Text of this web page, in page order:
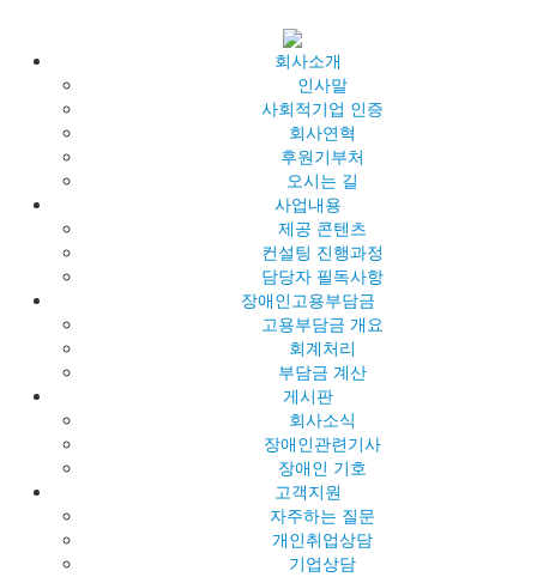
회사소개
인사말
사회적기업 인증
회사연혁
후원기부처
오시는 길
사업내용
제공 콘텐츠
컨설팅 진행과정
담당자 필독사항
장애인고용부담금
고용부담금 개요
회계처리
부담금 계산
게시판
회사소식
장애인관련기사
장애인 기호
고객지원
자주하는 질문
개인취업상담
기업상담